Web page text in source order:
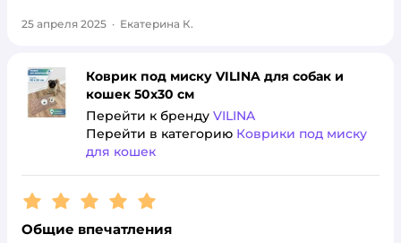
25 апреля 2025 · Екатерина К.
Коврик под миску VILINA для собак и
кошек 50х30 см
Перейти к бренду VILINA
Перейти в категорию Коврики под миску
для кошек
Рейтинг:5
Общие впечатления